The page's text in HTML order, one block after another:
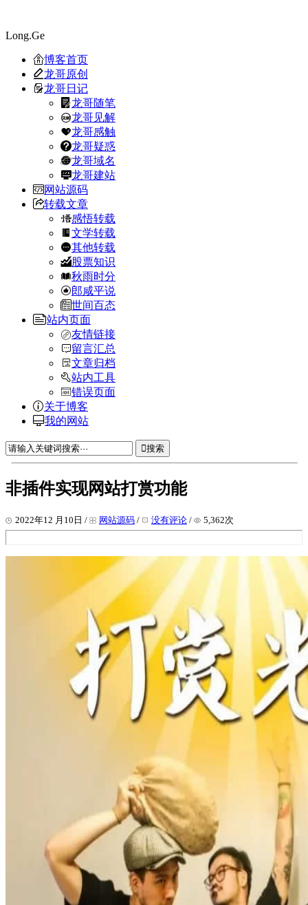
Long.Ge
博客首页
龙哥原创
龙哥日记
龙哥随笔
龙哥见解
龙哥感触
龙哥疑惑
龙哥域名
龙哥建站
网站源码
转载文章
感悟转载
文学转载
其他转载
股票知识
秋雨时分
郎咸平说
世间百态
站内页面
友情链接
留言汇总
文章归档
站内工具
错误页面
关于博客
我的网站
搜索
非插件实现网站打赏功能
2022年12 月10日 / 网站源码 / 没有评论 / 5,362次